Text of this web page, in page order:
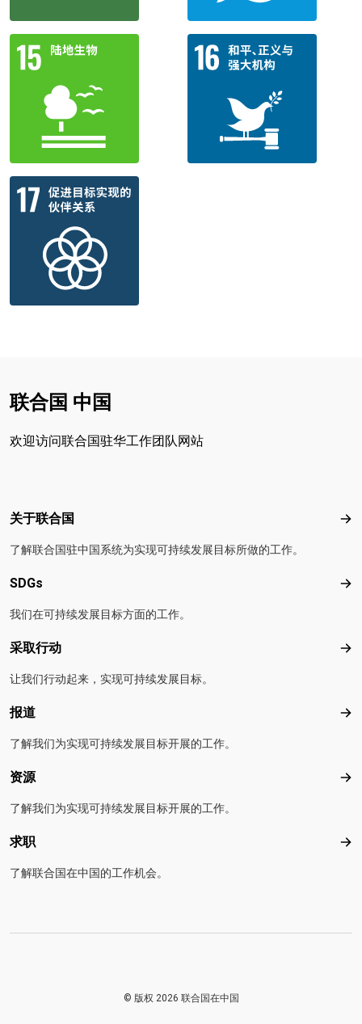
联合国 中国
欢迎访问联合国驻华工作团队网站
Footer menu
关于联合国 关
了解联合国驻中国系统为实现可持续发展目标所做的工作。
SDGs
我们在可持续发展目标方面的工作。
采取行动 采
让我们行动起来，实现可持续发展目标。
报道 报
了解我们为实现可持续发展目标开展的工作。
资源 资
了解我们为实现可持续发展目标开展的工作。
求职 求
了解联合国在中国的工作机会。
© 版权 2026 联合国在中国